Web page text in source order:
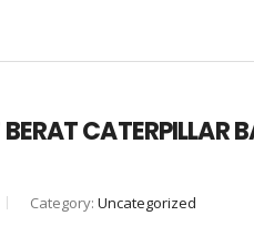
CATERPILLAR
Category: Uncategorized